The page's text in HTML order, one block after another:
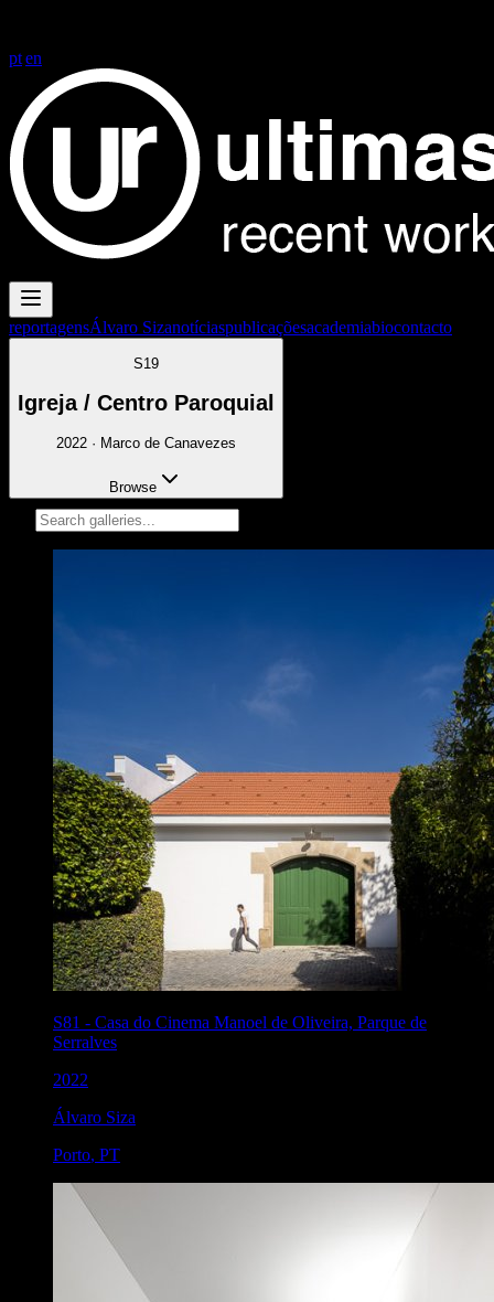
pten
reportagensÁlvaro Sizanotíciaspublicaçõesacademiabiocontacto
S19
Igreja / Centro Paroquial
2022 · Marco de Canavezes
Browse
S81 - Casa do Cinema Manoel de Oliveira, Parque de
Serralves
2022
Álvaro Siza
Porto, PT